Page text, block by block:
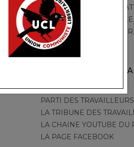
LEURS
TT – 547 –
ACCUSE LE
AUTRES SITES DU
PARTI DES TRAVAILLEURS
LA TRIBUNE DES
LA CHAINE YOUTUBE DU
LA PAGE FACEBOOK